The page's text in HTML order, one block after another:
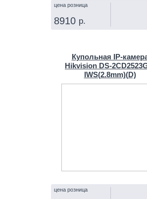
цена розница
8910 р.
Купольная
Hikvision DS-
IWS(2.8mm)(D)
цена розница